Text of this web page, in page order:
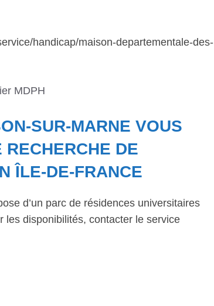
handicap/maison-departementale-des-
MDPH
SUR-MARNE VOUS
DE
ÎLE-DE-FRANCE
d’un parc de résidences universitaires
les disponibilités, contacter le service